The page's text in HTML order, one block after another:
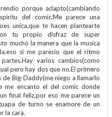
porque adapto(cambiando
del comic.Me parece una
unica,que te hacen plantearte
tu propio disfraz de super
mucho la manera que la musica
si me parecio que el ritmo
varios cambios(como
pero hay dos que no.El primero
Big-Daddy(me niego a llamarlo
me encanto el del comic donde
final feliz,por eso me parece un
de turno se enamore de un
la cara.